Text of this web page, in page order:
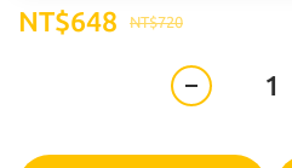
NT$720
NT$648